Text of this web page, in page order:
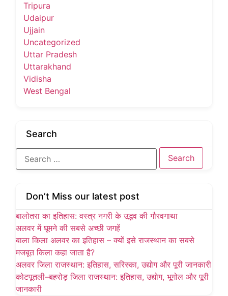
Tripura
Udaipur
Ujjain
Uncategorized
Uttar Pradesh
Uttarakhand
Vidisha
West Bengal
Search
Don’t Miss our latest post
बालोतरा का इतिहास: वस्त्र नगरी के उद्भव की गौरवगाथा
अलवर में घूमने की सबसे अच्छी जगहें
बाला किला अलवर का इतिहास – क्यों इसे राजस्थान का सबसे
मजबूत किला कहा जाता है?
अलवर जिला राजस्थान: इतिहास, सरिस्का, उद्योग और पूरी जानकारी
कोटपूतली–बहरोड़ जिला राजस्थान: इतिहास, उद्योग, भूगोल और पूरी
जानकारी